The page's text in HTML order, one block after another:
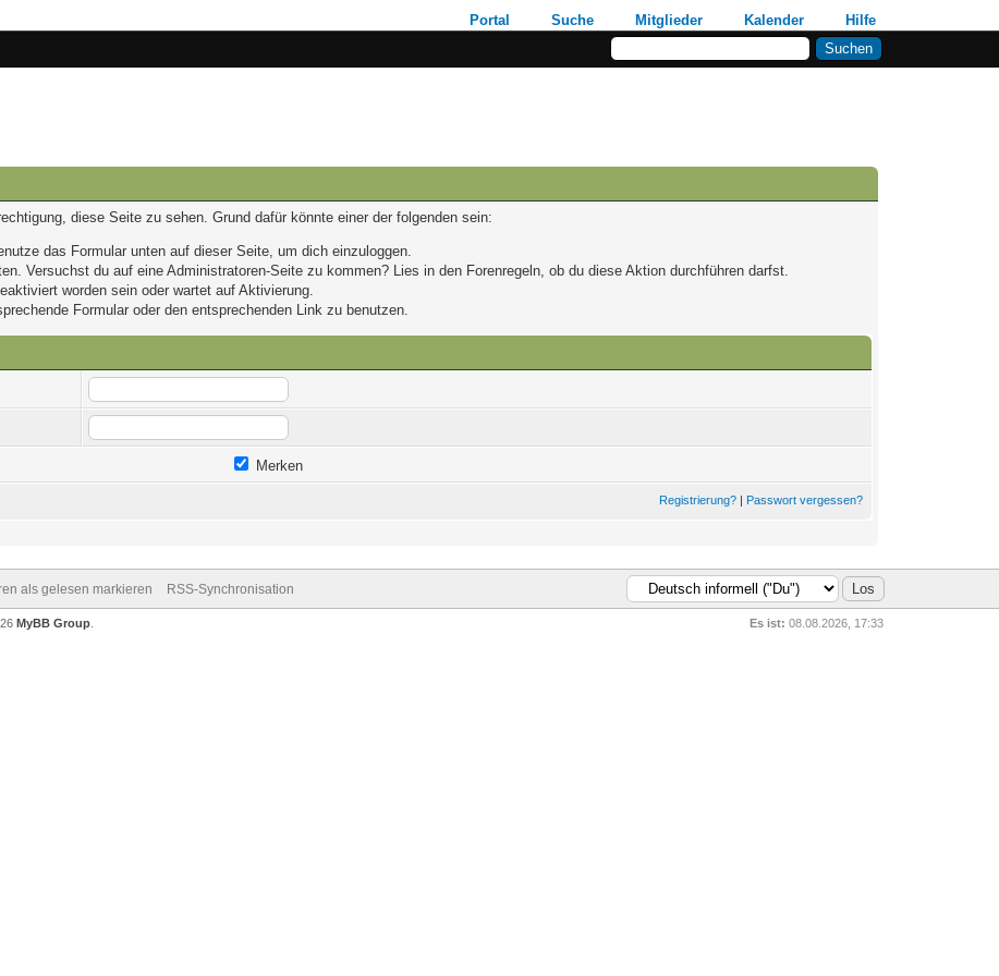
Portal Suche Mitglieder Kalender
Hilfe
diese Seite zu sehen. Grund dafür könnte einer der folgenden sein:
das Formular unten auf dieser Seite, um dich einzuloggen.
Versuchst du auf eine Administratoren-Seite zu kommen? Lies in den Forenregeln, ob du diese Aktion durchführen darfst.
worden sein oder wartet auf Aktivierung.
Formular oder den entsprechenden Link zu benutzen.
Merken
Registrierung? | Passwort vergessen?
als gelesen markieren RSS-Synchronisation
Es ist: 08.08.2026, 17:33
MyBB Group.